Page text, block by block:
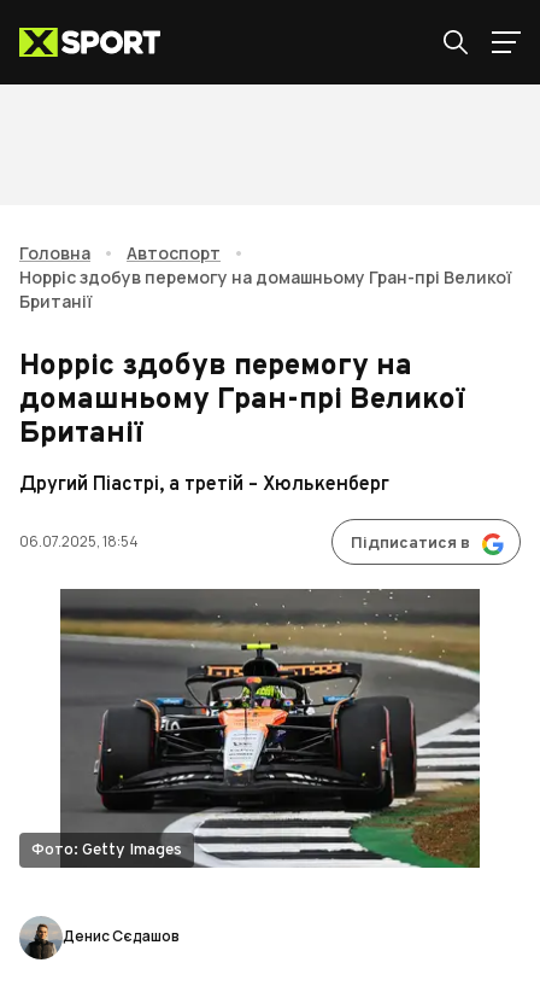
Головна • Автоспорт
•
Норріс здобув перемогу на домашньому Гран-прі Великої
Британії
Норріс здобув перемогу на
домашньому Гран-прі Великої
Британії
Другий Піастрі, а третій – Хюлькенберг
06.07.2025, 18:54 Підписатися в
Фото: Getty Images
Денис Сєдашов